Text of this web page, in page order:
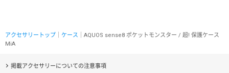
アクセサリートップ ケース ｜AQUOS sense8 ポケットモンスター / 超! 保護ケース
MiA
掲載アクセサリーについての注意事項